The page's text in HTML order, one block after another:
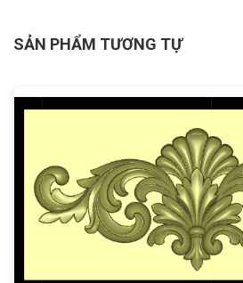
SẢN PHẨM TƯƠNG TỰ